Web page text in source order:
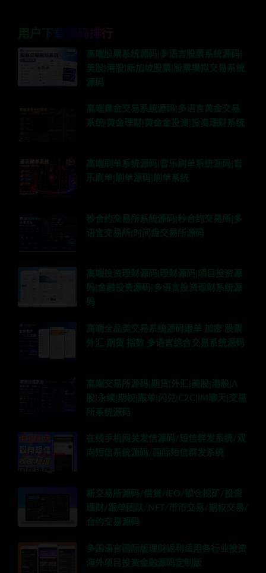
用户下载源码排行
高端股票系统源码|多语言股票系统源码|
美股|港股|新加坡股票|股票模拟交易系统
源码
高端黄金交易系统源码|多语言黄金交易
系统|黄金理财|黄金金投资|投资理财系统
高端刷单系统源码|音乐刷单系统源码|音
乐刷单|刷单源码|刷单系统
秒合约交易所系统源码|秒合约交易所|多
语言交易所|时间盘交易所源码
高端投资理财源码|理财源码|项目投资源
码|金融投资源码|多语言投资理财系统源
码
高端全品类交易系统源码跟单 加密 股票
外汇 期货 指数 多语言综合交易系统源码
高端交易所源码|期货|外汇|美股|港股|A
股|永续|期权|跟单|闪兑|C2C|IM聊天|交易
所系统源码
在线手机网关发信源码/短信群发系统/双
向短信系统源码/国际短信群发系统
新交易所源码/借贷/IEO/锁仓挖矿/投资
理财/跟单团队/NFT/币币交易/期权交易/
合约交易源码
多国语言国际版理财返利适用各行业投资
海外项目投资金融源码定制版